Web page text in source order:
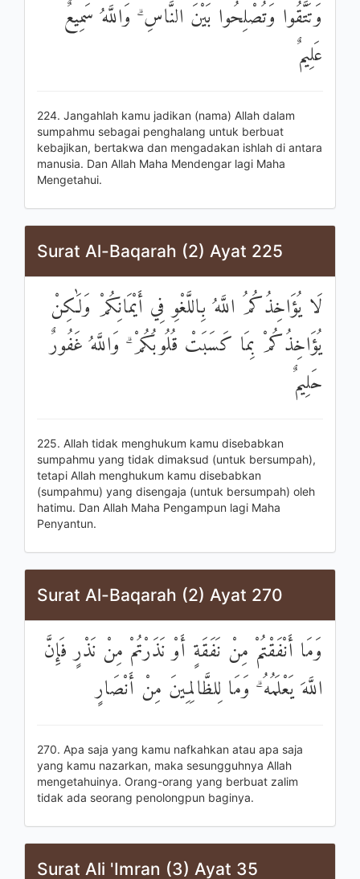
وَتَتَّقُوا وَتُصْلِحُوا بَيْنَ النَّاسِ ۗ وَاللَّهُ سَمِيعٌ
عَلِيمٌ
224. Jangahlah kamu jadikan (nama) Allah dalam
sumpahmu sebagai penghalang untuk berbuat
kebajikan, bertakwa dan mengadakan ishlah di antara
manusia. Dan Allah Maha Mendengar lagi Maha
Mengetahui.
Surat Al-Baqarah (2) Ayat 225
لَا يُؤَاخِذُكُمُ اللَّهُ بِاللَّغْوِ فِي أَيْمَانِكُمْ وَلَٰكِنْ
يُؤَاخِذُكُمْ بِمَا كَسَبَتْ قُلُوبُكُمْ ۗ وَاللَّهُ غَفُورٌ
حَلِيمٌ
225. Allah tidak menghukum kamu disebabkan
sumpahmu yang tidak dimaksud (untuk bersumpah),
tetapi Allah menghukum kamu disebabkan
(sumpahmu) yang disengaja (untuk bersumpah) oleh
hatimu. Dan Allah Maha Pengampun lagi Maha
Penyantun.
Surat Al-Baqarah (2) Ayat 270
وَمَا أَنْفَقْتُمْ مِنْ نَفَقَةٍ أَوْ نَذَرْتُمْ مِنْ نَذْرٍ فَإِنَّ
اللَّهَ يَعْلَمُهُ ۗ وَمَا لِلظَّالِمِينَ مِنْ أَنْصَارٍ
270. Apa saja yang kamu nafkahkan atau apa saja
yang kamu nazarkan, maka sesungguhnya Allah
mengetahuinya. Orang-orang yang berbuat zalim
tidak ada seorang penolongpun baginya.
Surat Ali 'Imran (3) Ayat 35